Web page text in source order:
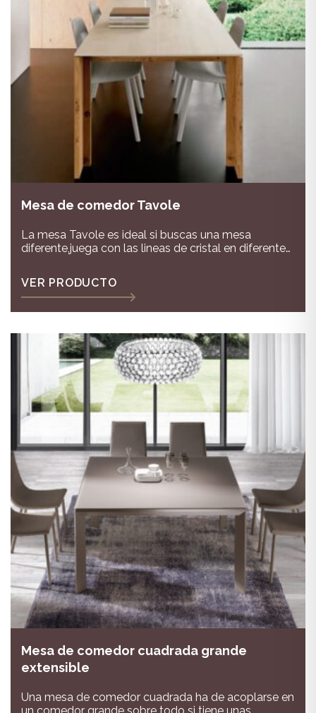
Mesa de comedor Tavole
La mesa Tavole es ideal si buscas una mesa
diferente,juega con las lineas de cristal en diferentes
VER PRODUCTO
Mesa de comedor cuadrada grande
extensible
Una mesa de comedor cuadrada ha de acoplarse en